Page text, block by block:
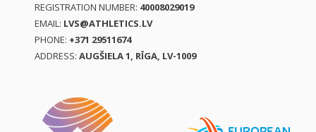
REGISTRATION NUMBER: 40008029019
EMAIL: LVS@ATHLETICS.LV
PHONE: +371 29511674
ADDRESS: AUGŠIELA 1, RĪGA, LV-1009